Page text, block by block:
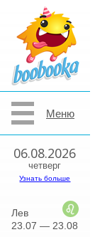
Меню
06.08.2026
четверг
Узнать больше
Лев
23.07 — 23.08